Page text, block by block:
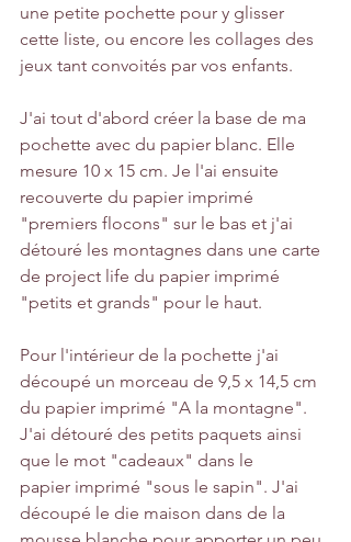
une petite pochette pour y glisser
cette liste, ou encore les collages des
jeux tant convoités par vos enfants.
J'ai tout d'abord créer la base de ma
pochette avec du papier blanc. Elle
mesure 10 x 15 cm. Je l'ai ensuite
recouverte du papier imprimé
"premiers flocons" sur le bas et j'ai
détouré les montagnes dans une carte
de project life du papier imprimé
"petits et grands" pour le haut.
Pour l'intérieur de la pochette j'ai
découpé un morceau de 9,5 x 14,5 cm
du papier imprimé "A la montagne".
J'ai détouré des petits paquets ainsi
que le mot "cadeaux" dans le
papier imprimé "sous le sapin". J'ai
découpé le die maison dans de la